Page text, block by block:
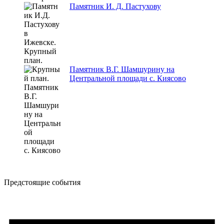
Памятник И. Д. Пастухову
Памятник В.Г. Шамшурину на
Центральной площади с. Киясово
Предстоящие события